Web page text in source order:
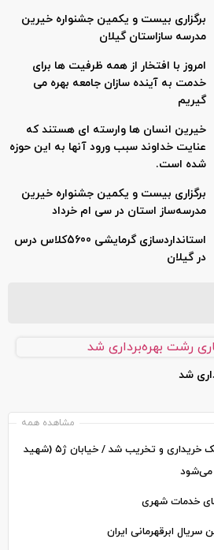
برگزاری بیست و یکمین جشنواره خیرین
مدرسه سازاستان گیلان
امروز با افتخار از همه ظرفیت ها برای
خدمت به آینده سازان جامعه بهره می
گیریم
خیرین انسان ها وارسته ای هستند که
عنایت خداوند سبب ورود آنها به این حوزه
شده است.
برگزاری بیست و یکمین جشنواره خیرین
مدرسه‌ساز استان در سی ام خرداد
استانداردسازی گرمایشی 5600کلاس درس
در گیلان
شد
مشاهده همه
۳ باب مغازه محدوده پستک خریداری و تخریب شد / خیابان ژ۵ (شهید
می‌شود
خدمات شهری
سریال ابرقهرمانی ایران